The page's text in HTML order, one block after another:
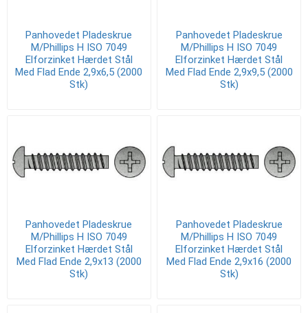
Panhovedet Pladeskrue
M/Phillips H ISO 7049
Elforzinket Hærdet Stål
Med Flad Ende 2,9x6,5 (2000
Stk)
Panhovedet Pladeskrue
M/Phillips H ISO 7049
Elforzinket Hærdet Stål
Med Flad Ende 2,9x9,5 (2000
Stk)
Panhovedet Pladeskrue
M/Phillips H ISO 7049
Elforzinket Hærdet Stål
Med Flad Ende 2,9x13 (2000
Stk)
Panhovedet Pladeskrue
M/Phillips H ISO 7049
Elforzinket Hærdet Stål
Med Flad Ende 2,9x16 (2000
Stk)